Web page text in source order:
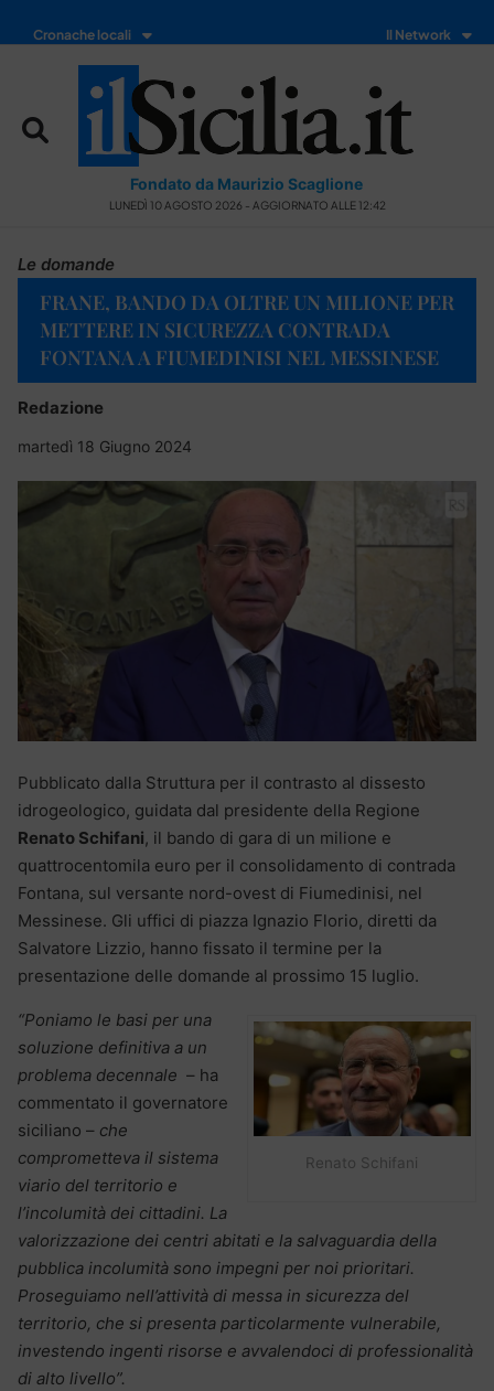
Cronache locali Il Network
Fondato da Maurizio Scaglione
LUNEDÌ 10 AGOSTO 2026 - AGGIORNATO ALLE 12:42
Le domande
FRANE, BANDO DA OLTRE UN MILIONE PER
METTERE IN SICUREZZA CONTRADA
FONTANA A FIUMEDINISI NEL MESSINESE
Redazione
martedì 18 Giugno 2024
Pubblicato dalla Struttura per il contrasto al dissesto
idrogeologico, guidata dal presidente della Regione
Renato Schifani, il bando di gara di un milione e
quattrocentomila euro per il consolidamento di contrada
Fontana, sul versante nord-ovest di Fiumedinisi, nel
Messinese. Gli uffici di piazza Ignazio Florio, diretti da
Salvatore Lizzio, hanno fissato il termine per la
presentazione delle domande al prossimo 15 luglio.
Renato Schifani
“Poniamo le basi per una
soluzione definitiva a un
problema decennale – ha
commentato il governatore
siciliano – che
comprometteva il sistema
viario del territorio e
l’incolumità dei cittadini. La
valorizzazione dei centri abitati e la salvaguardia della
pubblica incolumità sono impegni per noi prioritari.
Proseguiamo nell’attività di messa in sicurezza del
territorio, che si presenta particolarmente vulnerabile,
investendo ingenti risorse e avvalendoci di professionalità
di alto livello”.